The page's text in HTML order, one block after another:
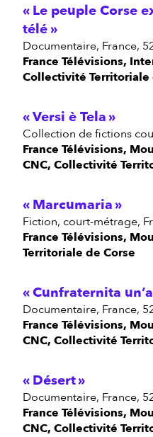
Le peuple Corse
télé
documentaire, France,
France Télévisions,
Collectivité Territoriale
Versi è Tela
collection de fictions
France Télévisions,
CNC, Collectivité
Marcumaria
fiction, court-métrage,
France Télévisions,
Territoriale de Corse
Cunfraternita
documentaire, France,
France Télévisions,
CNC, Collectivité
Désert
documentaire, France,
France Télévisions,
CNC, Collectivité